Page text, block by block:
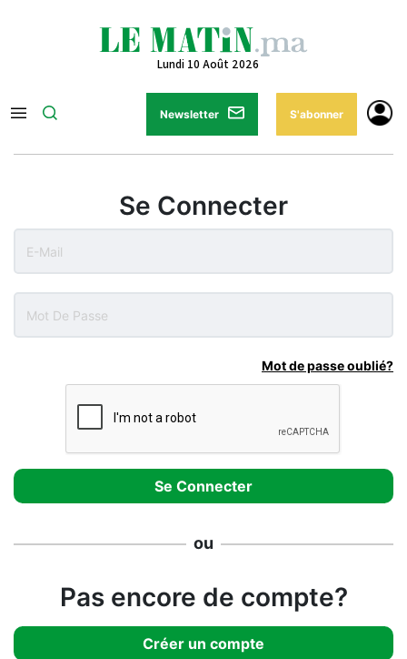
Lundi 10 Août 2026
Newsletter S'abonner
Se Connecter
Mot de passe oublié?
ou
Pas encore de compte?
Créer un compte